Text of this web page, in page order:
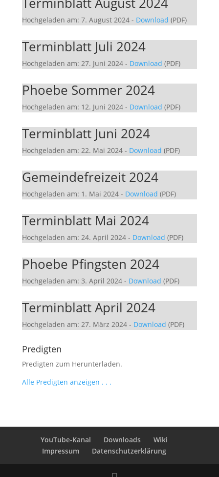
Hochgeladen am: 7. August 2024- Download (PDF)
Terminblatt Juli 2024
Hochgeladen am: 27. Juni 2024- Download (PDF)
Phoebe Sommer 2024
Hochgeladen am: 12. Juni 2024- Download (PDF)
Terminblatt Juni 2024
Hochgeladen am: 22. Mai 2024- Download (PDF)
Gemeindefreizeit 2024
Hochgeladen am: 1. Mai 2024- Download (PDF)
Terminblatt Mai 2024
Hochgeladen am: 24. April 2024- Download (PDF)
Phoebe Pfingsten 2024
Hochgeladen am: 3. April 2024- Download (PDF)
Terminblatt April 2024
Hochgeladen am: 27. März 2024- Download (PDF)
Predigten
Predigten zum Herunterladen.
Alle Predigten anzeigen . . .
YouTube-Kanal Downloads
Wiki
Impressum
Datenschutzerklärung